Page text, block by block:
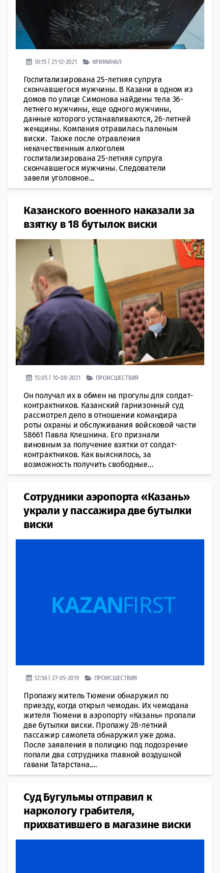
10:15 | 21-12-2021 КРИМИНАЛ
Госпитализирована 25-летняя супруга
скончавшегося мужчины. В Казани в одном из
домов по улице Симонова найдены тела 36-
летнего мужчины, еще одного мужчины,
данные которого устанавливаются, 26-летней
женщины. Компания отравилась паленым
виски. Также после отравления
некачественным алкоголем
госпитализирована 25-летняя супруга
скончавшегося мужчины. Следователи
завели уголовное...
Казанского военного наказали за
взятку в 18 бутылок виски
15:05 | 10-08-2021 ПРОИСШЕСТВИЯ
Он получал их в обмен на прогулы для солдат-
контрактников. Казанский гарнизонный суд
рассмотрел дело в отношении командира
роты охраны и обслуживания войсковой части
58661 Павла Клешнина. Его признали
виновным за получение взятки от солдат-
контрактников. Как выяснилось, за
возможность получить свободные...
Сотрудники аэропорта «Казань»
украли у пассажира две бутылки
виски
12:56 | 27-05-2019 ПРОИСШЕСТВИЯ
Пропажу житель Тюмени обнаружил по
приезду, когда открыл чемодан. Их чемодана
жителя Тюмени в аэропорту «Казань» пропали
две бутылки виски. Пропажу 28-летний
пассажир самолета обнаружил уже дома.
После заявления в полицию под подозрение
попали два сотрудника главной воздушной
гавани Татарстана....
Суд Бугульмы отправил к
наркологу грабителя,
прихватившего в магазине виски